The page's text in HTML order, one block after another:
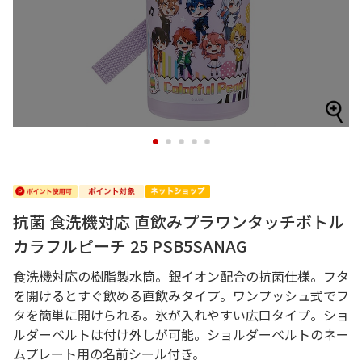
1 2 3 4 5
抗菌 食洗機対応 直飲みプラワンタッチボトル
カラフルピーチ 25 PSB5SANAG
食洗機対応の樹脂製水筒。銀イオン配合の抗菌仕様。フタ
を開けるとすぐ飲める直飲みタイプ。ワンプッシュ式でフ
タを簡単に開けられる。氷が入れやすい広口タイプ。ショ
ルダーベルトは付け外しが可能。ショルダーベルトのネー
ムプレート用の名前シール付き。